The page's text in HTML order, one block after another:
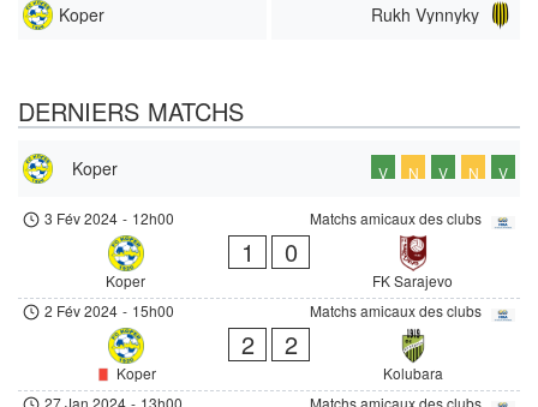
Koper Rukh Vynnyky
DERNIERS MATCHS
Koper V N V N V
Matchs amicaux des clubs
3 Fév 2024 - 12h00
Koper
1 0
FK Sarajevo
Matchs amicaux des clubs
2 Fév 2024 - 15h00
Koper
2 2
Kolubara
Matchs amicaux des clubs
27 Jan 2024 - 13h00